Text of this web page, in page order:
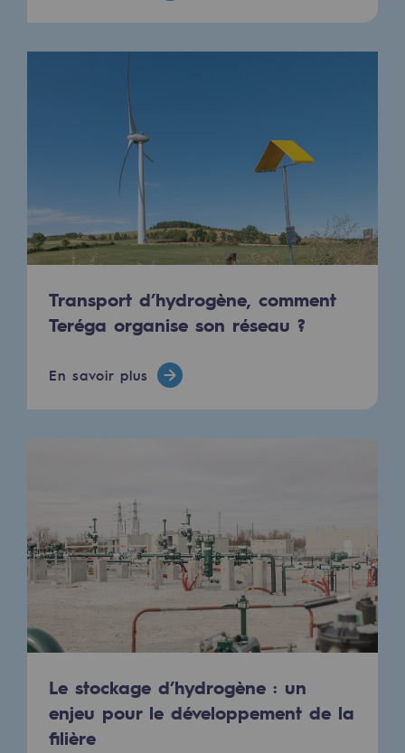
Transport d’hydrogène, comment
Teréga organise son réseau ?
En savoir plus
Le stockage d’hydrogène : un
enjeu pour le développement de la
filière